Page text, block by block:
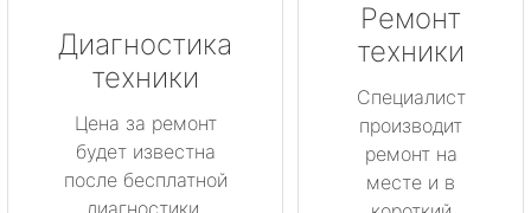
Диагностика
техники
Цена за ремонт
будет известна
после бесплатной
диагностики.
Ремонт
техники
Специалист
производит
ремонт на
месте и в